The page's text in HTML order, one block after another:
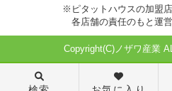
※ピタットハウスの加盟店
各店舗の責任のもと運
Copyright(C)ノザワ産業